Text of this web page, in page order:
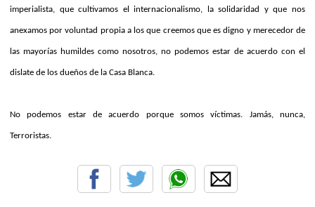
imperialista, que cultivamos el internacionalismo, la solidaridad y que nos
anexamos por voluntad propia a los que creemos que es digno y merecedor de
las mayorías humildes como nosotros, no podemos estar de acuerdo con el
dislate de los dueños de la Casa Blanca.
No podemos estar de acuerdo porque somos víctimas. Jamás, nunca,
Terroristas.